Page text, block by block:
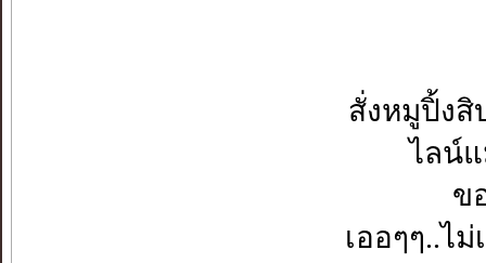
สั่งหมูปิ้งสิ
ไลน์
ข
เออๆๆ..ไม่